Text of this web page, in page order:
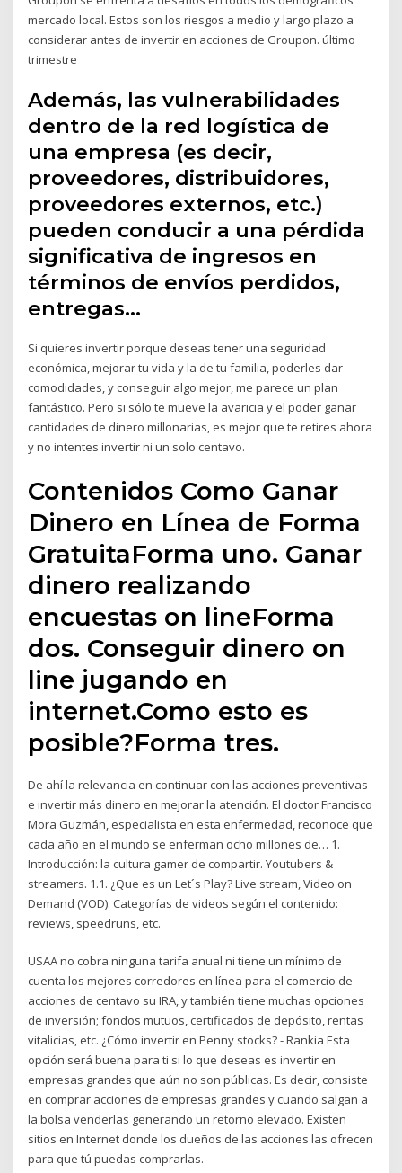
mercado local. Estos son los riesgos a medio y largo plazo a
considerar antes de invertir en acciones de Groupon. último
trimestre
Además, las vulnerabilidades
dentro de la red logística de
una empresa (es decir,
proveedores, distribuidores,
proveedores externos, etc.)
pueden conducir a una pérdida
significativa de ingresos en
términos de envíos perdidos,
entregas…
Si quieres invertir porque deseas tener una seguridad
económica, mejorar tu vida y la de tu familia, poderles dar
comodidades, y conseguir algo mejor, me parece un plan
fantástico. Pero si sólo te mueve la avaricia y el poder ganar
cantidades de dinero millonarias, es mejor que te retires ahora
y no intentes invertir ni un solo centavo.
Contenidos Como Ganar
Dinero en Línea de Forma
GratuitaForma uno. Ganar
dinero realizando
encuestas on lineForma
dos. Conseguir dinero on
line jugando en
internet.Como esto es
posible?Forma tres.
De ahí la relevancia en continuar con las acciones preventivas
e invertir más dinero en mejorar la atención. El doctor Francisco
Mora Guzmán, especialista en esta enfermedad, reconoce que
cada año en el mundo se enferman ocho millones de… 1.
Introducción: la cultura gamer de compartir. Youtubers &
streamers. 1.1. ¿Que es un Let´s Play? Live stream, Video on
Demand (VOD). Categorías de videos según el contenido:
reviews, speedruns, etc.
USAA no cobra ninguna tarifa anual ni tiene un mínimo de
cuenta los mejores corredores en línea para el comercio de
acciones de centavo su IRA, y también tiene muchas opciones
de inversión; fondos mutuos, certificados de depósito, rentas
vitalicias, etc. ¿Cómo invertir en Penny stocks? - Rankia Esta
opción será buena para ti si lo que deseas es invertir en
empresas grandes que aún no son públicas. Es decir, consiste
en comprar acciones de empresas grandes y cuando salgan a
la bolsa venderlas generando un retorno elevado. Existen
sitios en Internet donde los dueños de las acciones las ofrecen
para que tú puedas comprarlas.